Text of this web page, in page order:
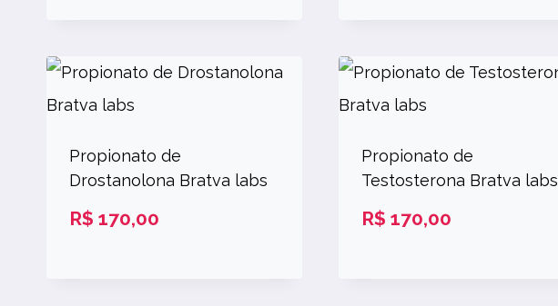
Propionato de
Drostanolona Bratva labs
R$ 170,00
Propionato de
Testosterona Bratva labs
R$ 170,00